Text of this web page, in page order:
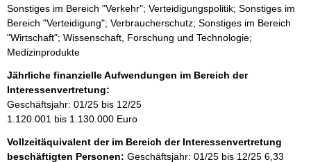
Sonstiges im Bereich "Verkehr"; Verteidigungspolitik; Sonstiges im
Bereich "Verteidigung"; Verbraucherschutz; Sonstiges im Bereich
"Wirtschaft"; Wissenschaft, Forschung und Technologie;
Medizinprodukte
Jährliche finanzielle Aufwendungen im Bereich der
Interessenvertretung:
Geschäftsjahr: 01/25 bis 12/25
1.120.001 bis 1.130.000 Euro
Vollzeitäquivalent der im Bereich der Interessenvertretung
beschäftigten Personen: Geschäftsjahr: 01/25 bis 12/25 6,33